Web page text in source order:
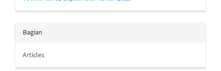
Bagian
Articles